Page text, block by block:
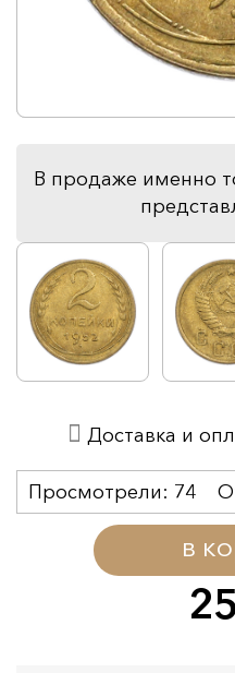
В продаже именно
в
Просмотрели: 74
Доставка и